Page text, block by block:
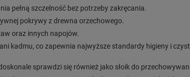
pełną szczelność bez potrzeby zakręcania.
pokrywy z drewna orzechowego.
oraz innych napojów.
kadmu, co zapewnia najwyższe standardy higieny i
sprawdzi się również jako słoik do